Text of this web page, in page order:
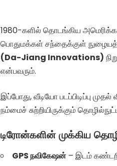
1980-களில் தொடங்கிய அமெரிக்க
பொதுமக்கள் சந்தைக்குள்
(Da-Jiang Innovations)
என்பவரும்.
இப்போது, வீடியோ படப்பிடிப்பு
நம்மைச் சுற்றியிருக்கும்
டிரோன்களின் முக்கிய
GPS நவிகேஷன் – இடம்